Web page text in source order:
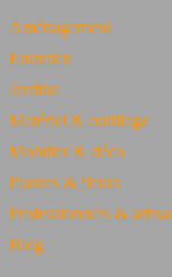
Aménagement
Entretien
Jardins
Matériel & outillage
Mobilier & déco
Plantes & fleurs
Professionnels &
Blog